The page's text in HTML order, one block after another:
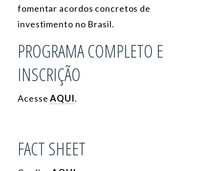
fomentar acordos concretos de
investimento no Brasil.
PROGRAMA COMPLETO E
INSCRIÇÃO
AcesseAQUI.
FACT SHEET